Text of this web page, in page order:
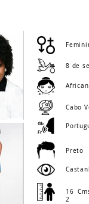
8 de
Cabo
Preto
16
2